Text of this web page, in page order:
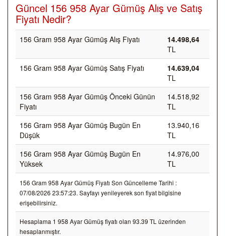
Güncel 156 958 Ayar Gümüş Alış ve Satış
Fiyatı Nedir?
156 Gram 958 Ayar Gümüş Alış Fiyatı
14.498,64
TL
156 Gram 958 Ayar Gümüş Satış Fiyatı
14.639,04
TL
156 Gram 958 Ayar Gümüş Önceki Günün
Fiyatı
14.518,92
TL
156 Gram 958 Ayar Gümüş Bugün En
Düşük
13.940,16
TL
156 Gram 958 Ayar Gümüş Bugün En
Yüksek
14.976,00
TL
156 Gram 958 Ayar Gümüş Fiyatı Son Güncelleme Tarihi :
07/08/2026 23:57:23. Sayfayı yenileyerek son fiyat bilgisine
erişebilirsiniz.
Hesaplama 1 958 Ayar Gümüş fiyatı olan 93.39 TL üzerinden
hesaplanmıştır.